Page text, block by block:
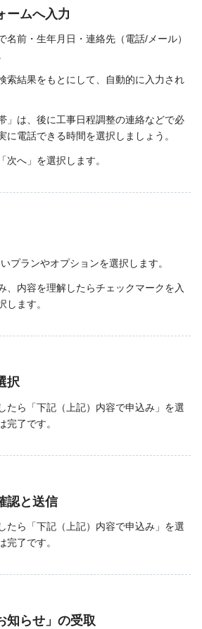
ームへ入力
名前・生年月日・連絡先（電話/メール）
索結果をもとにして、自動的に入力され
」は、後に工事日程調整の連絡などで必
に電話できる時間を選択しましょう。
次へ」を選択します。
プランやオプションを選択します。
、内容を理解したらチェックマークを入
します。
択
たら「下記（上記）内容で申込み」を選
完了です。
認と送信
たら「下記（上記）内容で申込み」を選
完了です。
知らせ」の受取